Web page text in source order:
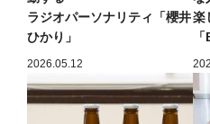
ラジオパーソナリティ「櫻井
ひかり」
2026.05.12
楽